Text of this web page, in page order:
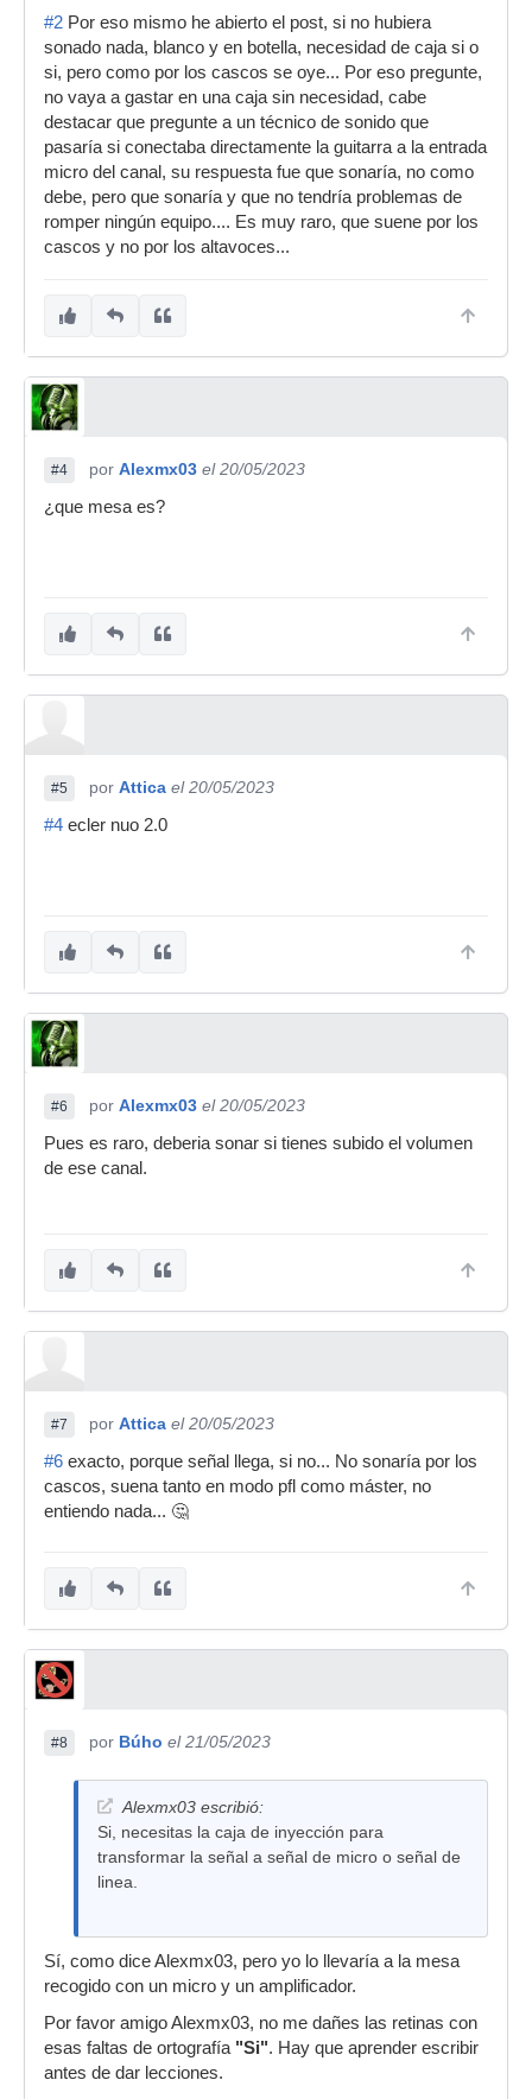
#2 Por eso mismo he abierto el post, si no hubiera
sonado nada, blanco y en botella, necesidad de caja si o
si, pero como por los cascos se oye... Por eso pregunte,
no vaya a gastar en una caja sin necesidad, cabe
destacar que pregunte a un técnico de sonido que
pasaría si conectaba directamente la guitarra a la entrada
micro del canal, su respuesta fue que sonaría, no como
debe, pero que sonaría y que no tendría problemas de
romper ningún equipo.... Es muy raro, que suene por los
cascos y no por los altavoces...
#4 por Alexmx03 el 20/05/2023
¿que mesa es?
#5 por Attica el 20/05/2023
#4 ecler nuo 2.0
#6 por Alexmx03 el 20/05/2023
Pues es raro, deberia sonar si tienes subido el volumen
de ese canal.
#7 por Attica el 20/05/2023
#6 exacto, porque señal llega, si no... No sonaría por los
cascos, suena tanto en modo pfl como máster, no
entiendo nada... 🤔
#8 por Búho el 21/05/2023
Alexmx03 escribió:
Si, necesitas la caja de inyección para
transformar la señal a señal de micro o señal de
linea.
Sí, como dice Alexmx03, pero yo lo llevaría a la mesa
recogido con un micro y un amplificador.
Por favor amigo Alexmx03, no me dañes las retinas con
esas faltas de ortografía "Si". Hay que aprender escribir
antes de dar lecciones.